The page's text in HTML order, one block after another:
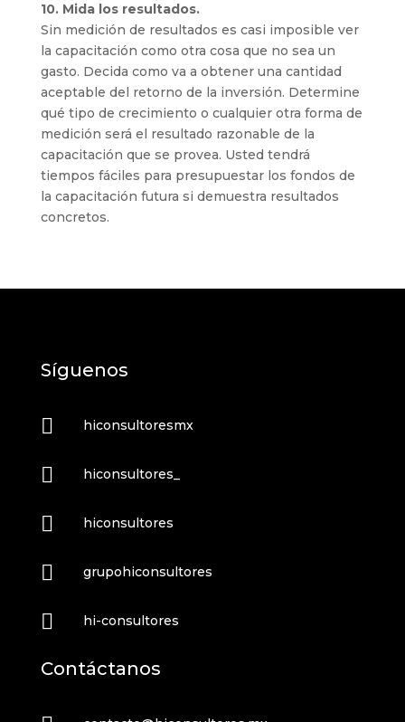
10. Mida los resultados.
Sin medición de resultados es casi imposible ver
la capacitación como otra cosa que no sea un
gasto. Decida como va a obtener una cantidad
aceptable del retorno de la inversión. Determine
qué tipo de crecimiento o cualquier otra forma de
medición será el resultado razonable de la
capacitación que se provea. Usted tendrá
tiempos fáciles para presupuestar los fondos de
la capacitación futura si demuestra resultados
concretos.
Síguenos
 hiconsultoresmx
 hiconsultores_
 hiconsultores
 grupohiconsultores
 hi-consultores
Contáctanos